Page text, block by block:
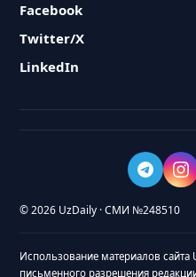
Facebook
Twitter/X
LinkedIn
© 2026 UzDaily · СМИ №248510
Использование материалов сайта
письменного разрешения